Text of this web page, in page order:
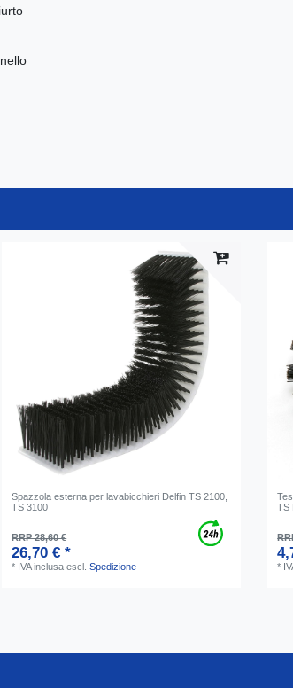
Spazzola esterna per lavabicchieri Delfin TS 2100,
TS 3100
RRP 28,60 €
26,70 € *
* IVA inclusa escl.Spedizione
TS
*